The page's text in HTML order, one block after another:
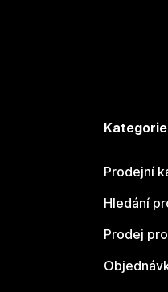
Prodejní
Hledání
Prodej